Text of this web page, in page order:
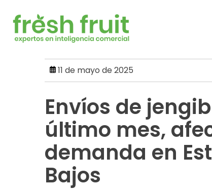
content
11 de mayo de 2025
Envíos de
último mes,
demanda en
Bajos